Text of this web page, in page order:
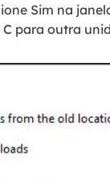
Sim na
para outra